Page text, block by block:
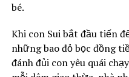
bé.
Khi con Sui bắt đầu tiến
những bao đỏ bọc đồng
đánh đủi con yêu quái